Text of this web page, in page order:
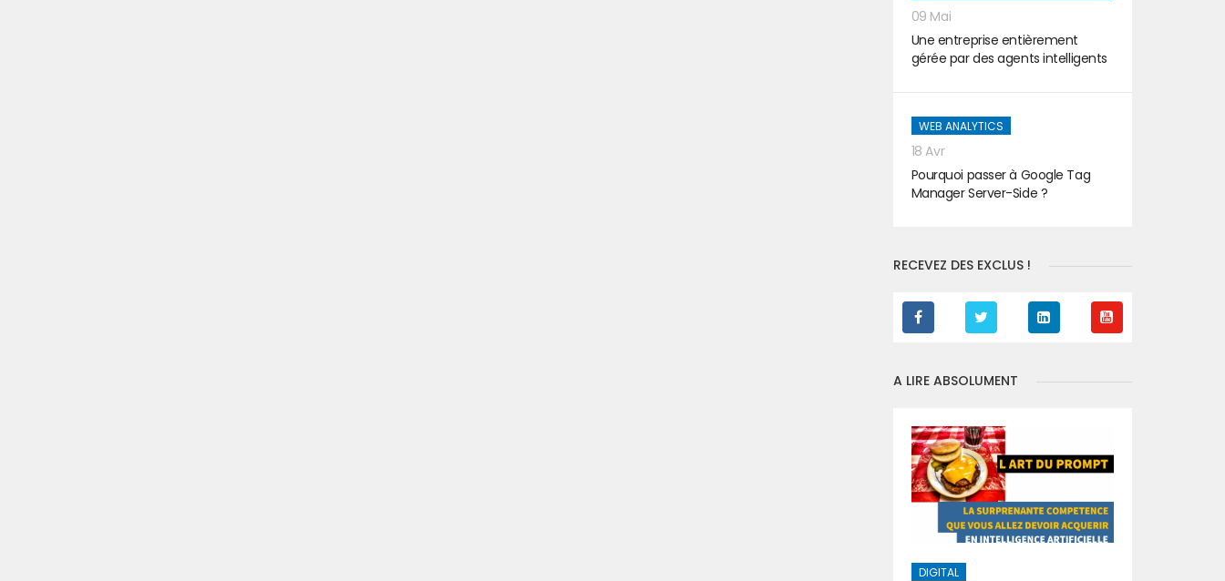
09 Mai
Une entreprise entièrement
gérée par des agents intelligents
WEB ANALYTICS
18 Avr
Pourquoi passer à Google Tag
Manager Server-Side ?
RECEVEZ DES EXCLUS !
A LIRE ABSOLUMENT
DIGITAL